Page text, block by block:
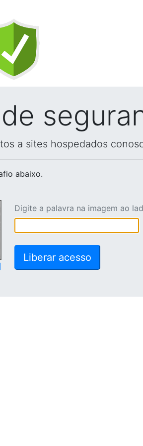
a sites hospedados
abaixo.
Digite a palavra na imagem ao